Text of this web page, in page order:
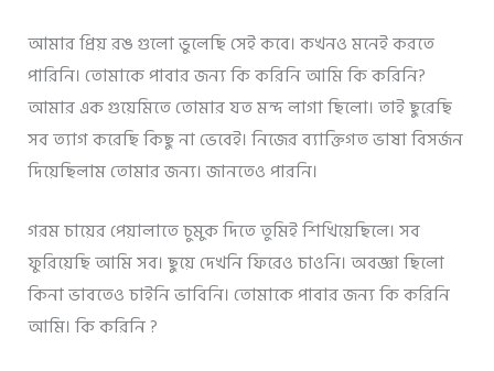
আমার প্রিয় রঙ গুলো ভুলেছি সেই কবে। কখনও মনেই করতে
পারিনি। তোমাকে পাবার জন্য কি করিনি আমি কি করিনি?
আমার এক গুয়েমিতে তোমার যত মন্দ লাগা ছিলো। তাই ছুরেছি
সব ত্যাগ করেছি কিছু না ভেবেই। নিজের ব্যাক্তিগত ভাষা বিসর্জন
দিয়েছিলাম তোমার জন্য। জানতেও পারনি।
গরম চায়ের পেয়ালাতে চুমুক দিতে তুমিই শিখিয়েছিলে। সব
ফুরিয়েছি আমি সব। ছুয়ে দেখনি ফিরেও চাওনি। অবজ্ঞা ছিলো
কিনা ভাবতেও চাইনি ভাবিনি। তোমাকে পাবার জন্য কি করিনি
আমি। কি করিনি ?